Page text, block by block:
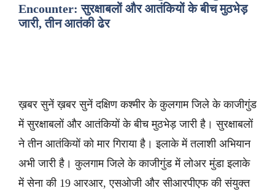
Encounter: सुरक्षाबलों और आतंकियों के बीच मुठभेड़
जारी, तीन आतंकी ढेर
ख़बर सुनें ख़बर सुनें दक्षिण कश्मीर के कुलगाम जिले के काजीगुंड
में सुरक्षाबलों और आतंकियों के बीच मुठभेड़ जारी है। सुरक्षाबलों
ने तीन आतंकियों को मार गिराया है। इलाके में तलाशी अभियान
अभी जारी है। कुलगाम जिले के काजीगुंड में लोअर मुंडा इलाके
में सेना की 19 आरआर, एसओजी और सीआरपीएफ की संयुक्त